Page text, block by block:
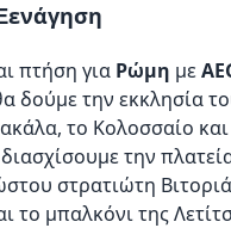
πτήση για Ρώμη με
δούμε την εκκλησία
το Κολοσσαίο
την
στρατιώτη
το μπαλκόνι της